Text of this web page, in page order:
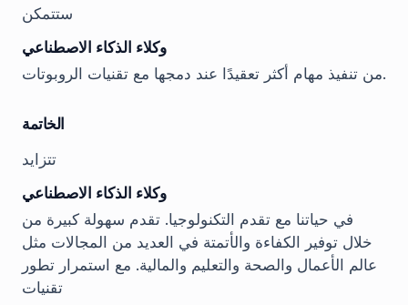
ستتمكن
وكلاء الذكاء الاصطناعي
من تنفيذ مهام أكثر تعقيدًا عند دمجها مع تقنيات الروبوتات.
الخاتمة
تتزايد
وكلاء الذكاء الاصطناعي
في حياتنا مع تقدم التكنولوجيا. تقدم سهولة كبيرة من
خلال توفير الكفاءة والأتمتة في العديد من المجالات مثل
عالم الأعمال والصحة والتعليم والمالية. مع استمرار تطور
تقنيات